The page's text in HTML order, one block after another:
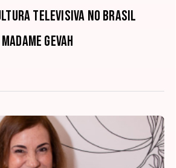
televisiva no Brasil
Gevah